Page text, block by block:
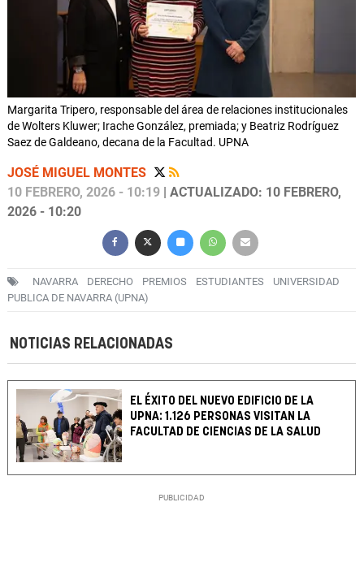
Margarita Tripero, responsable del área de relaciones institucionales
de Wolters Kluwer; Irache González, premiada; y Beatriz Rodríguez
Saez de Galdeano, decana de la Facultad. UPNA
JOSÉ MIGUEL MONTES
10 FEBRERO, 2026 - 10:19 | ACTUALIZADO: 10 FEBRERO,
2026 - 10:20
NAVARRA DERECHO PREMIOS ESTUDIANTES
UNIVERSIDAD
PUBLICA DE NAVARRA (UPNA)
NOTICIAS RELACIONADAS
EL ÉXITO DEL NUEVO EDIFICIO DE LA
UPNA: 1.126 PERSONAS VISITAN LA
FACULTAD DE CIENCIAS DE LA SALUD